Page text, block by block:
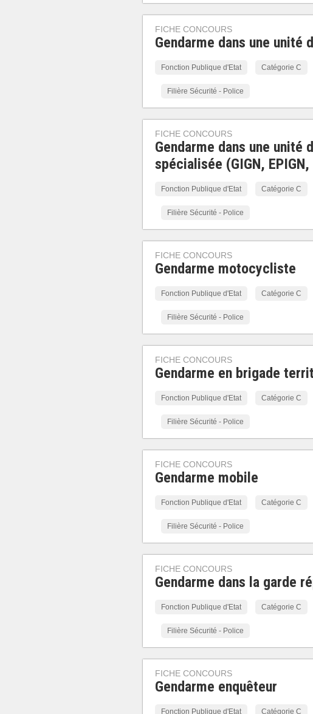
FICHE CONCOURS
Gendarme dans une unité
Fonction Publique d'Etat Catégorie C
Filière Sécurité - Police
FICHE CONCOURS
Gendarme dans une unité
spécialisée (GIGN, EPIGN,
Fonction Publique d'Etat Catégorie C
Filière Sécurité - Police
FICHE CONCOURS
Gendarme motocycliste
Fonction Publique d'Etat Catégorie C
Filière Sécurité - Police
FICHE CONCOURS
Gendarme en brigade
Fonction Publique d'Etat Catégorie C
Filière Sécurité - Police
FICHE CONCOURS
Gendarme mobile
Fonction Publique d'Etat Catégorie C
Filière Sécurité - Police
FICHE CONCOURS
Gendarme dans la garde
Fonction Publique d'Etat Catégorie C
Filière Sécurité - Police
FICHE CONCOURS
Gendarme enquêteur
Fonction Publique d'Etat Catégorie C